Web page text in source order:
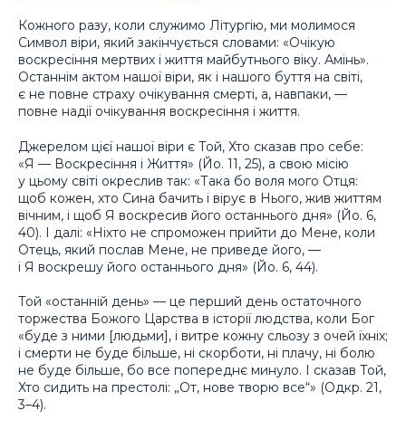
Кожного разу, коли служимо Літургію, ми молимося
Символ віри, який закінчується словами: «Очікую
воскресіння мертвих і життя майбутнього віку. Амінь».
Останнім актом нашої віри, як і нашого буття на світі,
є не повне страху очікування смерті, а, навпаки, —
повне надії очікування воскресіння і життя.
Джерелом цієї нашої віри є Той, Хто сказав про себе:
«Я — Воскресіння і Життя» (Йо. 11, 25), а свою місію
у цьому світі окреслив так: «Така бо воля мого Отця:
щоб кожен, хто Сина бачить і вірує в Нього, жив життям
вічним, і щоб Я воскресив його останнього дня» (Йо. 6,
40). І далі: «Ніхто не спроможен прийти до Мене, коли
Отець, який послав Мене, не приведе його, —
і Я воскрешу його останнього дня» (Йо. 6, 44).
Той «останній день» — це перший день остаточного
торжества Божого Царства в історії людства, коли Бог
«буде з ними [людьми], і витре кожну сльозу з очей їхніх;
і смерти не буде більше, ні скорботи, ні плачу, ні болю
не буде більше, бо все попереднє минуло. І сказав Той,
Хто сидить на престолі: „От, нове творю все“» (Одкр. 21,
3–4).